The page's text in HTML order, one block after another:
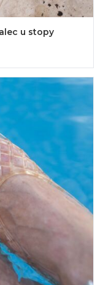
u stopy